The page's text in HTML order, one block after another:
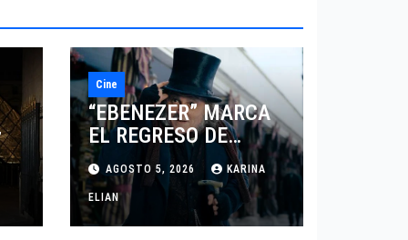
Cine
“EBENEZER” MARCA
EL REGRESO DE
JOHNNY DEPP A
HOLLYWOOD TRAS SU
PASO POR EL CINE
INDEPENDIENTE
AGOSTO 5, 2026 KARINA
ELIAN